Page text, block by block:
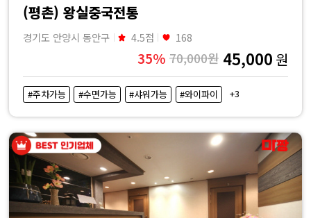
(평촌) 왕실중국전통
경기도 안양시 동안구 4.5점 168
35% 70,000원 45,000 원
#주차가능 #수면가능 #샤워가능 #와이파이 +3